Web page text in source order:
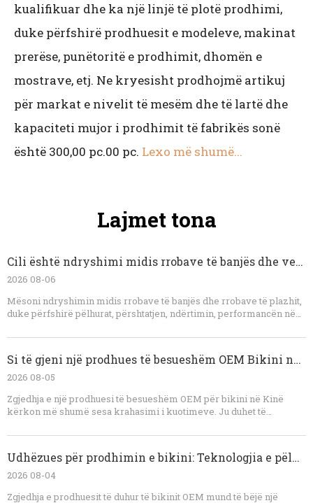
kualifikuar dhe ka një linjë të plotë prodhimi,
duke përfshirë prodhuesit e modeleve, makinat
prerëse, punëtoritë e prodhimit, dhomën e
mostrave, etj. Ne kryesisht prodhojmë artikuj
për markat e nivelit të mesëm dhe të lartë dhe
kapaciteti mujor i prodhimit të fabrikës sonë
është 300,00 pc.00 pc. Lexo më shumë...
Lajmet tona
Cili është ndryshimi midis rrobave të banjës dhe veshjeve të plazhit?
2026 08-06
Mësoni ndryshimin midis rrobave të banjës dhe rrobave të plazhit,
duke përfshirë pëlhurat, përshtatjen, ndërtimin, performancën në
gjithashtu se si markat mund të zhvillojnë koleksione të
turistike me një prodhues me përvojë OEM.
Si të gjeni një prodhues të besueshëm OEM Bikini në Kinë
2026 08-05
Zgjedhja e një prodhuesi të besueshëm OEM për bikini në Kinë
kërkon më shumë sesa krahasimi i kuotimeve. Ju duhet të
aftësinë për marrjen e mostrave, procedurat e kontrollit të cilësisë,
fabrikë e besueshme do të identifikojë rreziqet teknike përpara
prodhimit, do të japë rekomandime realiste dhe do të mbajë
përfundimtare. Për markat që kërkojnë bikini me porosi, rroba
Udhëzues për prodhimin e bikini: Teknologjia e pëlhurave, Inxhinieria e Përshtatjes dhe Kontrolli i Cilësisë OEM
2026 08-04
Zgjedhja e prodhuesit të duhur të bikinit OEM mund të bëjë një